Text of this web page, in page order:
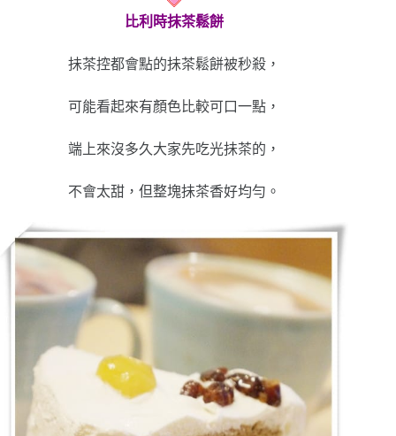
比利時抹茶鬆餅
抺茶控都會點的抺茶鬆餅被秒殺，
可能看起來有顏色比較可口一點，
端上來沒多久大家先吃光抺茶的，
不會太甜，但整塊抺茶香好均勻。